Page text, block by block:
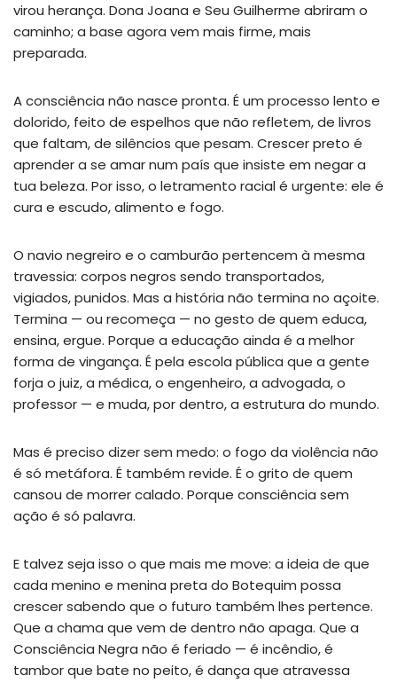
virou herança. Dona Joana e Seu Guilherme abriram o
caminho; a base agora vem mais firme, mais
preparada.
A consciência não nasce pronta. É um processo lento e
dolorido, feito de espelhos que não refletem, de livros
que faltam, de silêncios que pesam. Crescer preto é
aprender a se amar num país que insiste em negar a
tua beleza. Por isso, o letramento racial é urgente: ele é
cura e escudo, alimento e fogo.
O navio negreiro e o camburão pertencem à mesma
travessia: corpos negros sendo transportados,
vigiados, punidos. Mas a história não termina no açoite.
Termina — ou recomeça — no gesto de quem educa,
ensina, ergue. Porque a educação ainda é a melhor
forma de vingança. É pela escola pública que a gente
forja o juiz, a médica, o engenheiro, a advogada, o
professor — e muda, por dentro, a estrutura do mundo.
Mas é preciso dizer sem medo: o fogo da violência não
é só metáfora. É também revide. É o grito de quem
cansou de morrer calado. Porque consciência sem
ação é só palavra.
E talvez seja isso o que mais me move: a ideia de que
cada menino e menina preta do Botequim possa
crescer sabendo que o futuro também lhes pertence.
Que a chama que vem de dentro não apaga. Que a
Consciência Negra não é feriado — é incêndio, é
tambor que bate no peito, é dança que atravessa